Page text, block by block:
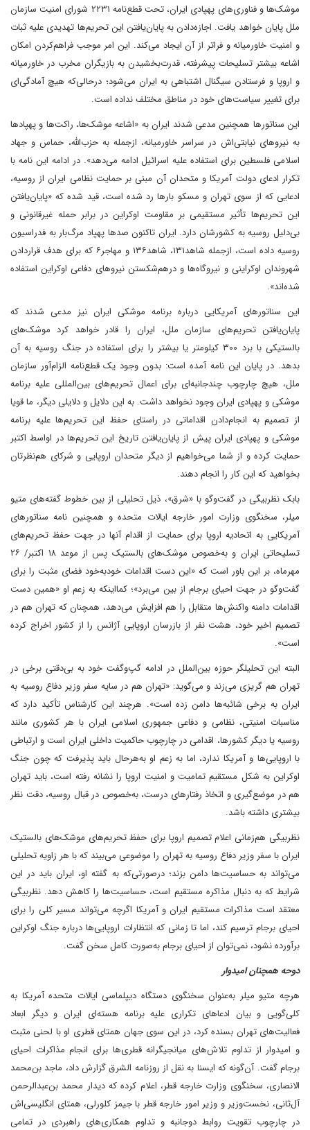
موشک‌ها و فناوری‌های پهپادی ایران، تحت قطع‌نامه ۲۲۳۱ شورای امنیت سازمان
ملل پایان خواهد یافت. اجازه‌دادن به پایان‌یافتن این تحریم‌ها تهدیدی علیه ثبات
و امنیت خاورمیانه و فراتر از آن ایجاد می‌کند. این امر موجب فراهم‌‌کردن امکان
اشاعه بیشتر تسلیحات پیشرفته، قدرت‌بخشیدن به بازیگران مخرب در خاورمیانه
و اروپا و فرستادن سیگنال اشتباهی به ایران می‌شود؛ در‌حالی‌که هیچ آمادگی‌ای
برای تغییر سیاست‌های خود در مناطق مختلف نداده است.
این سناتورها همچنین مدعی شدند ایران به «اشاعه موشک‌ها، راکت‌ها و پهپادها
به نیروهای نیابتی‌اش در سراسر خاورمیانه،‌ از‌جمله به حزب‌الله، حماس و جهاد
اسلامی فلسطین برای استفاده علیه اسرائیل ادامه می‌دهد». در ادامه این نامه با
تکرار ادعای دولت آمریکا و متحدان آن مبنی بر حمایت نظامی ایران از روسیه،
ادعایی که از سوی تهران و مسکو بارها رد شده است، قید شده که «پایان‌یافتن
این تحریم‌ها تأثیر مستقیمی بر مقاومت اوکراین در برابر حمله غیرقانونی و
بی‌دلیل روسیه به کشورشان دارد. ایران تاکنون صدها پهپاد مرگ‌بار به فدراسیون
روسیه داده است، ازجمله شاهد‌۱۳۱، شاهد‌۱۳۶ و مهاجر‌۶ که برای هدف قرار‌‌دادن
شهروندان اوکراینی و نیروگاه‌ها و درهم‌شکستن نیروهای دفاعی اوکراین استفاده
شده‌اند».
این سناتورهای آمریکایی درباره برنامه موشکی ایران نیز مدعی شدند که
پایان‌یافتن تحریم‌های سازمان ملل، ایران را قادر خواهد کرد موشک‌های
بالستیکی با برد ۳۰۰ کیلومتر یا بیشتر را برای استفاده در جنگ روسیه به آن
بدهد. در پایان این نامه آمده است: بدون وجود یک قطع‌نامه الزام‌آور سازمان
ملل، هیچ چارچوب چندجانبه‌ای برای اعمال تحریم‌های بین‌المللی علیه برنامه
موشکی و پهپادی ایران وجود نخواهد داشت. به این دلایل و دلایلی دیگر، ما قویا
از تصمیم به انجام‌دادن اقداماتی در راستای حفظ این تحریم‌ها علیه برنامه
موشکی و پهپادی ایران پیش از پایان‌یافتن تاریخ این تحریم‌ها در اواسط اکتبر
حمایت کرده و از شما می‌خواهیم از دیگر متحدان اروپایی و شرکای هم‌نظرتان
بخواهید که این کار را انجام دهند.
بابک نظربیگی در گفت‌وگو با «شرق»، ذیل تحلیلی از بین خطوط گفته‌های متیو
میلر، سخنگوی وزارت امور خارجه ایالات متحده و همچنین نامه سناتورهای
آمریکایی به اتحادیه اروپا برای حمایت از اقدام آنها در جهت حفظ تحریم‌های
تسلیحاتی ایران و به‌خصوص موشک‌های بالستیک پس از موعد ۱۸ اکتبر/ ۲۶
مهر‌ماه، بر این باور است که «این دست اقدامات خود‌به‌خود فضای مثبت را برای
گفت‌وگو در جهت احیای برجام از بین می‌برد»؛ کما‌اینکه به زعم او‌ «همین دست
اقدامات دامنه واکنش‌ها متقابل را هم افزایش می‌دهد، همچنان که تهران هم در
تصمیم اخیر خود، هشت نفر از بازرسان اروپایی آژانس را از کشور اخراج کرده
است».
البته این تحلیلگر حوزه بین‌الملل در ادامه گپ‌و‌گفت خود به بی‌دقتی برخی در
تهران هم گریزی می‌زند و می‌گوید: «تهران هم در سایه سفر وزیر دفاع روسیه به
ایران به برخی شائبه‌ها دامن زده است». هرچند این کارشناس تأکید دارد که
مناسبات امنیتی، نظامی و دفاعی جمهوری اسلامی ایران با هر کشوری مانند
روسیه یا دیگر کشورها، اقدامی در چارچوب حاکمیت داخلی ایران است و ارتباطی
با اروپایی‌ها و آمریکا ندارد، اما به زعم او به‌هر‌حال باید پذیرفت که چون جنگ
اوکراین به شکل مستقیم تمامیت و امنیت اروپا را نشانه رفته است، باید تهران
هم در موضع‌گیری و اتخاذ رفتارهای درست، به‌خصوص در قبال روسیه، دقت نظر
بیشتری داشته باشد.
نظربیگی هم‌زمانی اعلام تصمیم اروپا برای حفظ تحریم‌های موشک‌های بالستیک
ایران با سفر وزیر دفاع روسیه به تهران را موضوعی می‌بیند که با هر زاویه تحلیلی
می‌تواند به حساسیت‌ها دامن بزند؛ در‌صورتی‌که به گفته او، ایران باید در این
شرایط که به دنبال مذاکره مستقیم است، حساسیت‌ها را کاهش دهد. نظر‌بیگی
معتقد است مذاکرات مستقیم ایران و آمریکا اگرچه می‌تواند مسیر کلی را برای
احیای برجام ترسیم کند، اما تا زمانی که انتظارات اروپایی‌ها درباره جنگ اوکراین
برآورده نشود، نمی‌توان از احیای برجام به‌صورت کامل سخن گفت.
دوحه همچنان امیدوار
هرچه متیو میلر به‌عنوان سخنگوی دستگاه دیپلماسی ایالات متحده آمریکا به
کلی‌گویی و بیان ادعاهای تکراری علیه برنامه هسته‌ای ایران و دیگر ابعاد
فعالیت‌های تهران بسنده کرد، در این سوی جهان همتای قطری او با لحنی مثبت
و امیدوار از تداوم تلاش‌های میانجیگرانه قطری‌ها برای انجام مذاکرات احیای
برجام گفت. آن‌گونه که ایسنا به نقل از روزنامه الشرق گزارش داد، ماجد بن‌محمد
الانصاری، سخنگوی وزارت خارجه قطر، اعلام کرده که دیدار محمد بن‌عبدالرحمن
آل‌ثانی، نخست‌وزیر و وزیر امور خارجه قطر با جیمز کلورلی، همتای انگلیسی‌اش
در چارچوب تقویت روابط دوجانبه و تداوم همکاری‌های راهبردی در تمامی